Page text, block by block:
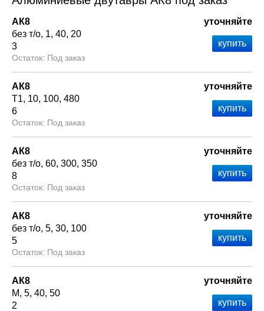
АК8
без т/о 1 40 20
3
Под заказ
уточняйте
АК8
Т1 10 100 480
6
Под заказ
уточняйте
АК8
без т/о 60 300 350
8
Под заказ
уточняйте
АК8
без т/о 5 30 100
5
Под заказ
уточняйте
АК8
М 5 40 50
2
уточняйте